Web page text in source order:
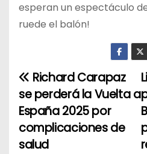
esperan un espectáculo
ruede el balón!
N
a
v
Richard Carapaz
se perderá la Vuelta a
España 2025 por
complicaciones de
salud